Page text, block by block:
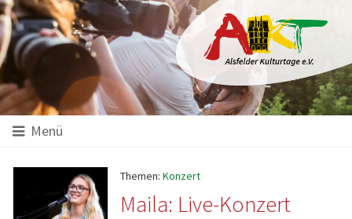
Startseite
Hauptinhalt
Menü
Themen: Konzert
Maila: Live-Konzert